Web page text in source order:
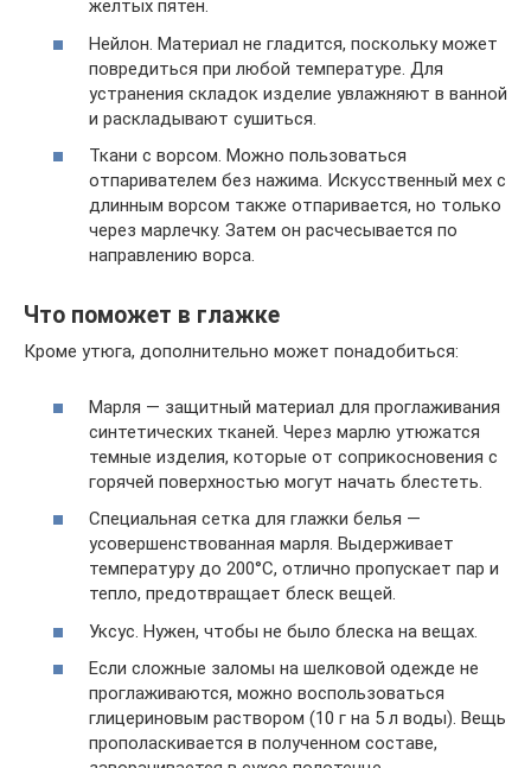
желтых пятен.
Нейлон. Материал не гладится, поскольку может
повредиться при любой температуре. Для
устранения складок изделие увлажняют в ванной
и раскладывают сушиться.
Ткани с ворсом. Можно пользоваться
отпаривателем без нажима. Искусственный мех с
длинным ворсом также отпаривается, но только
через марлечку. Затем он расчесывается по
направлению ворса.
Что поможет в глажке
Кроме утюга, дополнительно может понадобиться:
Марля — защитный материал для проглаживания
синтетических тканей. Через марлю утюжатся
темные изделия, которые от соприкосновения с
горячей поверхностью могут начать блестеть.
Специальная сетка для глажки белья —
усовершенствованная марля. Выдерживает
температуру до 200°С, отлично пропускает пар и
тепло, предотвращает блеск вещей.
Уксус. Нужен, чтобы не было блеска на вещах.
Если сложные заломы на шелковой одежде не
проглаживаются, можно воспользоваться
глицериновым раствором (10 г на 5 л воды). Вещь
прополаскивается в полученном составе,